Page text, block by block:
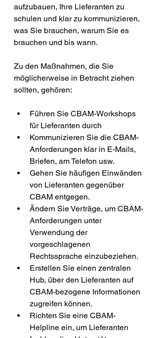
aufzubauen, Ihre Lieferanten zu
schulen und klar zu kommunizieren,
was Sie brauchen, warum Sie es
brauchen und bis wann.
Zu den Maßnahmen, die Sie
möglicherweise in Betracht ziehen
sollten, gehören:
Führen Sie CBAM-Workshops
für Lieferanten durch
Kommunizieren Sie die CBAM-
Anforderungen klar in E-Mails,
Briefen, am Telefon usw.
Gehen Sie häufigen Einwänden
von Lieferanten gegenüber
CBAM entgegen.
Ändern Sie Verträge, um CBAM-
Anforderungen unter
Verwendung der
vorgeschlagenen
Rechtssprache einzubeziehen.
Erstellen Sie einen zentralen
Hub, über den Lieferanten auf
CBAM-bezogene Informationen
zugreifen können.
Richten Sie eine CBAM-
Helpline ein, um Lieferanten